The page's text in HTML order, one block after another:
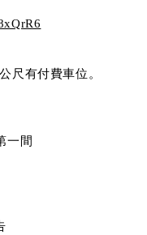
尺有付費車位。
一間